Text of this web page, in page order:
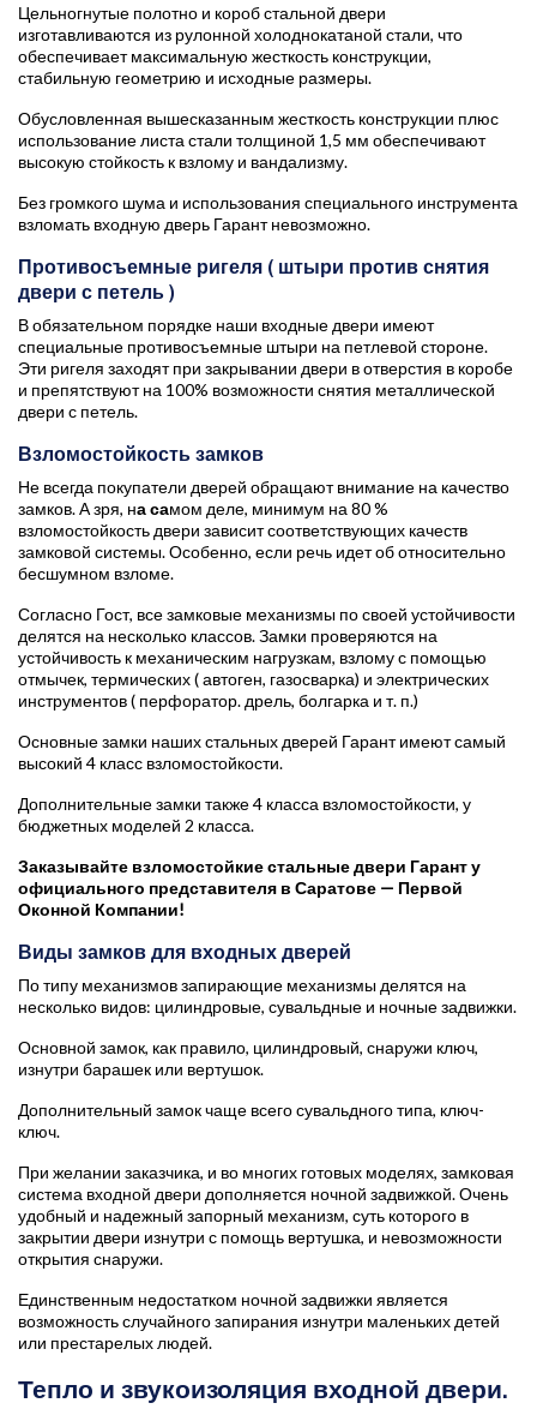
Цельногнутые полотно и короб стальной двери
изготавливаются из рулонной холоднокатаной стали, что
обеспечивает максимальную жесткость конструкции,
стабильную геометрию и исходные размеры.
Обусловленная вышесказанным жесткость конструкции плюс
использование листа стали толщиной 1,5 мм обеспечивают
высокую стойкость к взлому и вандализму.
Без громкого шума и использования специального инструмента
взломать входную дверь Гарант невозможно.
Противосъемные ригеля ( штыри против снятия
двери с петель )
В обязательном порядке наши входные двери имеют
специальные противосъемные штыри на петлевой стороне.
Эти ригеля заходят при закрывании двери в отверстия в коробе
и препятствуют на 100% возможности снятия металлической
двери с петель.
Взломостойкость замков
Не всегда покупатели дверей обращают внимание на качество
замков. А зря, на самом деле, минимум на 80 %
взломостойкость двери зависит соответствующих качеств
замковой системы. Особенно, если речь идет об относительно
бесшумном взломе.
Согласно Гост, все замковые механизмы по своей устойчивости
делятся на несколько классов. Замки проверяются на
устойчивость к механическим нагрузкам, взлому с помощью
отмычек, термических ( автоген, газосварка) и электрических
инструментов ( перфоратор. дрель, болгарка и т. п.)
Основные замки наших стальных дверей Гарант имеют самый
высокий 4 класс взломостойкости.
Дополнительные замки также 4 класса взломостойкости, у
бюджетных моделей 2 класса.
Заказывайте взломостойкие стальные двери Гарант у
официального представителя в Саратове — Первой
Оконной Компании!
Виды замков для входных дверей
По типу механизмов запирающие механизмы делятся на
несколько видов: цилиндровые, сувальдные и ночные задвижки.
Основной замок, как правило, цилиндровый, снаружи ключ,
изнутри барашек или вертушок.
Дополнительный замок чаще всего сувальдного типа, ключ-
ключ.
При желании заказчика, и во многих готовых моделях, замковая
система входной двери дополняется ночной задвижкой. Очень
удобный и надежный запорный механизм, суть которого в
закрытии двери изнутри с помощь вертушка, и невозможности
открытия снаружи.
Единственным недостатком ночной задвижки является
возможность случайного запирания изнутри маленьких детей
или престарелых людей.
Тепло и звукоизоляция входной двери.